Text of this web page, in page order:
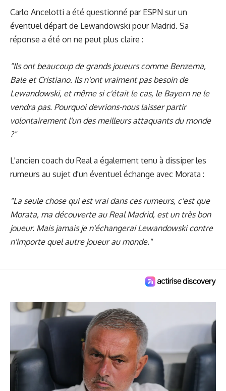
Carlo Ancelotti a été questionné par ESPN sur un
éventuel départ de Lewandowski pour Madrid. Sa
réponse a été on ne peut plus claire :
"Ils ont beaucoup de grands joueurs comme Benzema,
Bale et Cristiano. Ils n'ont vraiment pas besoin de
Lewandowski, et même si c'était le cas, le Bayern ne le
vendra pas. Pourquoi devrions-nous laisser partir
volontairement l'un des meilleurs attaquants du monde
?"
L'ancien coach du Real a également tenu à dissiper les
rumeurs au sujet d'un éventuel échange avec Morata :
"La seule chose qui est vrai dans ces rumeurs, c'est que
Morata, ma découverte au Real Madrid, est un très bon
joueur. Mais jamais je n'échangerai Lewandowski contre
n'importe quel autre joueur au monde."